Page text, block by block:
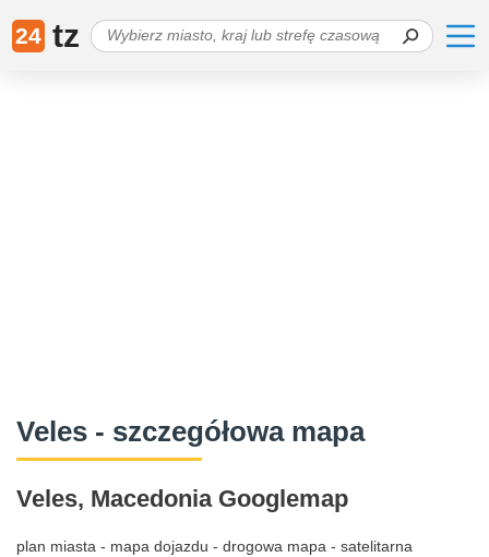
24 tz
Veles - szczegółowa mapa
Veles, Macedonia Googlemap
plan miasta - mapa dojazdu - drogowa mapa - satelitarna